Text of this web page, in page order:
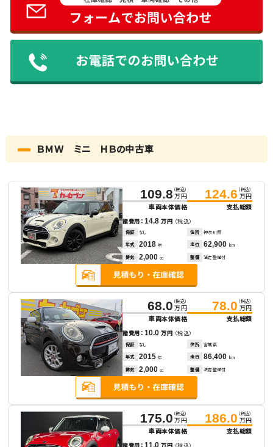
ＢＭＷ ミニ ＨＢの中古車
109.8 （税込）
万円
車両本体価格
124.6 （税込）
万円
支払総額
諸費用：14.8万円 （税込）
保証 なし 住所 神奈川県
年式 2018 年 走行 62,900 km
排気 2,000 cc 整備 法定整備付
68.0 （税込）
万円
車両本体価格
78.0 （税込）
万円
支払総額
諸費用：10.0万円 （税込）
保証 なし 住所 宮城県
年式 2015 年 走行 86,400 km
排気 2,000 cc 整備 法定整備付
175.0 （税込）
万円
車両本体価格
186.0 （税込）
万円
支払総額
11.0